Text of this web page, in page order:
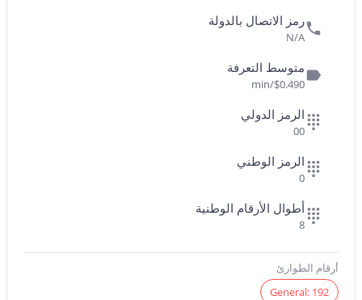
رمز الاتصال بالدولة
N/A
متوسط التعرفة
$0.490/min
الرمز الدولي
00
الرمز الوطني
0
أطوال الأرقام الوطنية
8
أرقام الطوارئ
General: 192